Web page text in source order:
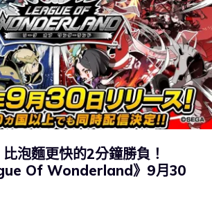
比泡麵更快的2分鐘勝負！
Of Wonderland》9月30